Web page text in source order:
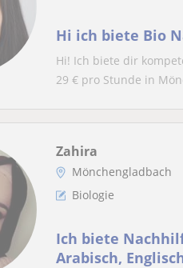
Hi ich biete Bio
Hi! Ich biete dir
29 € pro Stunde in
Zahira
Mönchengladbach
Biologie
Ich biete
Arabisch,